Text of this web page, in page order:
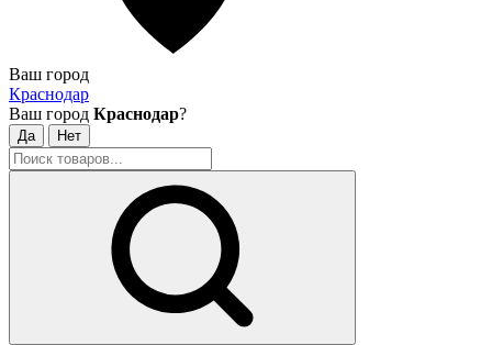
Ваш город
Краснодар
Ваш город Краснодар?